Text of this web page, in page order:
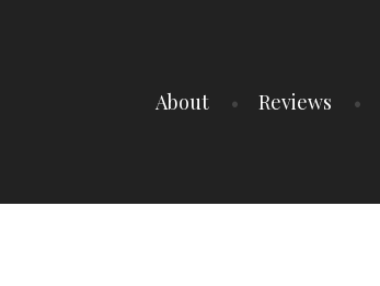
About Reviews